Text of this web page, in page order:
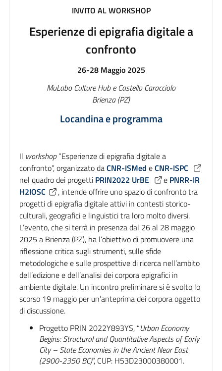
INVITO AL WORKSHOP
Esperienze di epigrafia digitale a
confronto
26-28 Maggio 2025
MuLabo Culture Hub e Castello Caracciolo
Brienza (PZ)
Locandina e programma
Il workshop“Esperienze di epigrafia digitale a
confronto”, organizzato daCNR-ISMed eCNR-ISPC
nel quadro dei progetti PRIN2022 UrBE e PNRR-IR
H2IOSC
, intende offrire uno spazio di confronto tra
progetti di epigrafia digitale attivi in contesti storico-
culturali, geografici e linguistici tra loro molto diversi.
L’evento, che si terrà in presenza dal 26 al 28 maggio
2025 a Brienza (PZ), ha l’obiettivo di promuovere una
riflessione critica sugli strumenti, sulle sfide
metodologiche e sulle prospettive di ricerca nell’ambito
dell’edizione e dell’analisi dei corpora epigrafici in
ambiente digitale. Un incontro preliminare si è svolto lo
scorso 19 maggio per un’anteprima dei corpora oggetto
di discussione.
Progetto PRIN 2022Y893YS, “Urban Economy
Begins: Structural and Quantitative Aspects of Early
City – State Economies in the Ancient Near East
(2900-2350 BC)“, CUP: H53D23000380001.